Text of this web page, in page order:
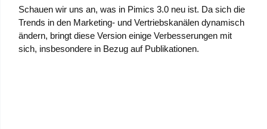
Schauen wir uns an, was in Pimics 3.0 neu ist. Da sich die
Trends in den Marketing- und Vertriebskanälen dynamisch
ändern, bringt diese Version einige Verbesserungen mit
sich, insbesondere in Bezug auf Publikationen.